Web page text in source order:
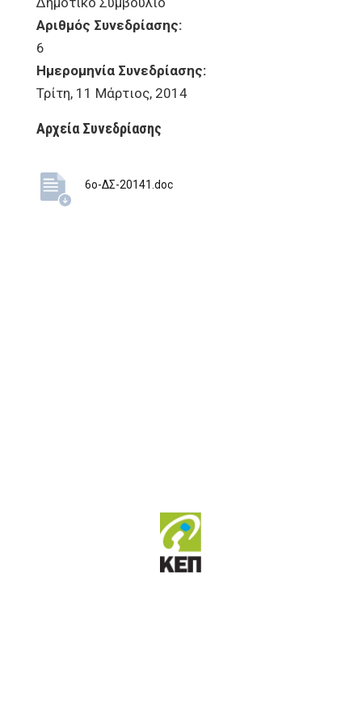
Αριθμός Συνεδρίασης:
6
Ημερομηνία Συνεδρίασης:
Τρίτη, 11 Μάρτιος, 2014
Αρχεία Συνεδρίασης
6ο-ΔΣ-20141.doc